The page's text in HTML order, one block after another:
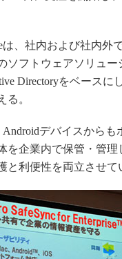
は、社内および社内
ソフトウェアソリュ
Directoryをベースに
る。
デバイスから
を企業内で保管・管
利便性を両立させて